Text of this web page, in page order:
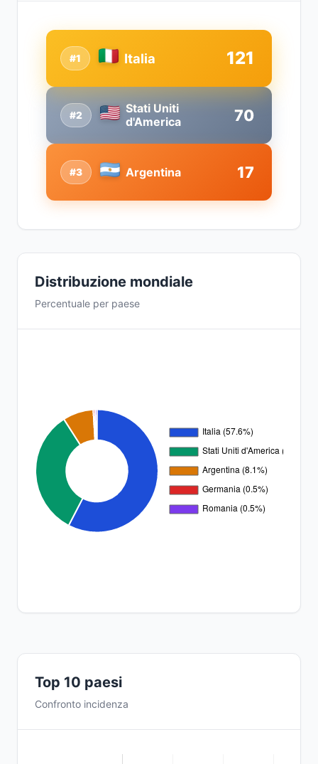
#2
Stati Uniti
d'America
70
#1 Italia 121
#3 Argentina 17
Distribuzione mondiale
Percentuale per paese
Top 10 paesi
Confronto incidenza